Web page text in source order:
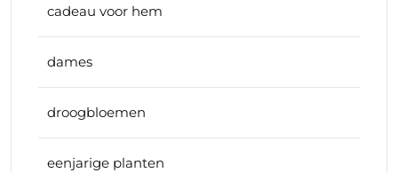
cadeau voor hem
dames
droogbloemen
eenjarige planten